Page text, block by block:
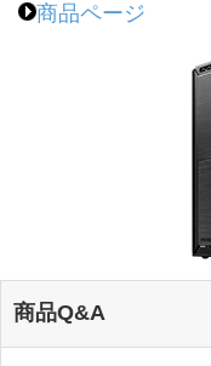
商品ページ
商品Q&A